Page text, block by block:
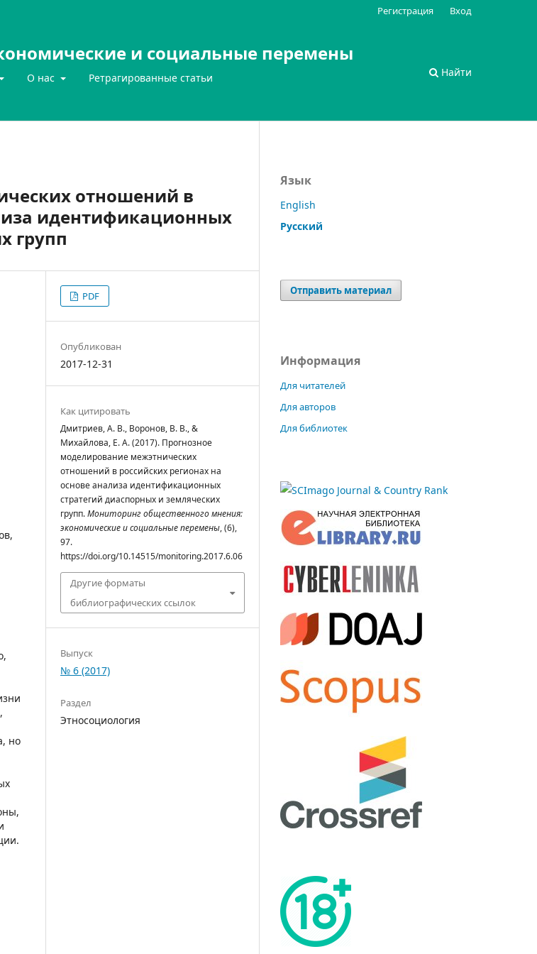
и социальные перемены
О нас Ретрагированные статьи Найти
Регистрация Вход
отношений в
идентификационных
групп
но
PDF
Опубликован
2017-12-31
Как цитировать
Дмитриев, А. В., Воронов, В. В., &
Михайлова, Е. А. (2017). Прогнозное
моделирование межэтнических
отношений в российских регионах на
основе анализа идентификационных
стратегий диаспорных и земляческих
групп.Мониторинг общественного мнения:
экономические и социальные перемены, (6),
97.
https://doi.org/10.14515/monitoring.2017.6.06
Другие форматы
библиографических ссылок
Выпуск
№ 6 (2017)
Раздел
Этносоциология
Язык
English
Русский
Отправить материал
Информация
Для читателей
Для авторов
Для библиотек